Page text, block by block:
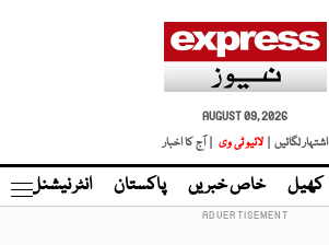
AUGUST 09, 2026
اشتہار لگائیں |
لائیو ٹی وی | آج کا اخبار
کھیل خاص خبریں پاکستان انٹر نیشنل